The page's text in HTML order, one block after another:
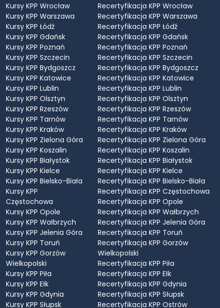
Kursy KPP Wrocław
Kursy KPP Warszawa
Kursy KPP Łódź
Kursy KPP Gdańsk
Kursy KPP Poznań
Kursy KPP Szczecin
Kursy KPP Bydgoszcz
Kursy KPP Katowice
Kursy KPP Lublin
Kursy KPP Olsztyn
Kursy KPP Rzeszów
Kursy KPP Tarnów
Kursy KPP Kraków
Kursy KPP Zielona Góra
Kursy KPP Koszalin
Kursy KPP Białystok
Kursy KPP Kielce
Kursy KPP Bielsko-Biała
Kursy KPP
Częstochowa
Kursy KPP Opole
Kursy KPP Wałbrzych
Kursy KPP Jelenia Góra
Kursy KPP Toruń
Kursy KPP Gorzów
Wielkopolski
Kursy KPP Piła
Kursy KPP Ełk
Kursy KPP Gdynia
Kursy KPP Słupsk
Recertyfikacja KPP Wrocław
Recertyfikacja KPP Warszawa
Recertyfikacja KPP Łódź
Recertyfikacja KPP Gdańsk
Recertyfikacja KPP Poznań
Recertyfikacja KPP Szczecin
Recertyfikacja KPP Bydgoszcz
Recertyfikacja KPP Katowice
Recertyfikacja KPP Lublin
Recertyfikacja KPP Olsztyn
Recertyfikacja KPP Rzeszów
Recertyfikacja KPP Tarnów
Recertyfikacja KPP Kraków
Recertyfikacja KPP Zielona Góra
Recertyfikacja KPP Koszalin
Recertyfikacja KPP Białystok
Recertyfikacja KPP Kielce
Recertyfikacja KPP Bielsko-Biała
Recertyfikacja KPP Częstochowa
Recertyfikacja KPP Opole
Recertyfikacja KPP Wałbrzych
Recertyfikacja KPP Jelenia Góra
Recertyfikacja KPP Toruń
Recertyfikacja KPP Gorzów
Wielkopolski
Recertyfikacja KPP Piła
Recertyfikacja KPP Ełk
Recertyfikacja KPP Gdynia
Recertyfikacja KPP Słupsk
Recertyfikacja KPP Ostrów